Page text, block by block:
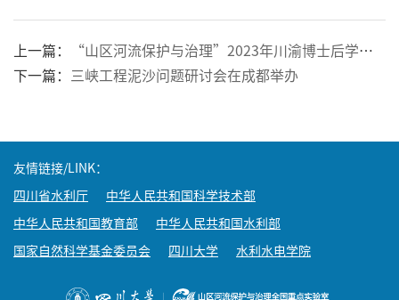
上一篇：
“山区河流保护与治理”2023年川渝博士后学术交流活动在四川大学举办
下一篇：
三峡工程泥沙问题研讨会在成都举办
友情链接/LINK：
四川省水利厅 中华人民共和国科学技术部
中华人民共和国教育部 中华人民共和国水利部
国家自然科学基金委员会 四川大学 水利水电学院